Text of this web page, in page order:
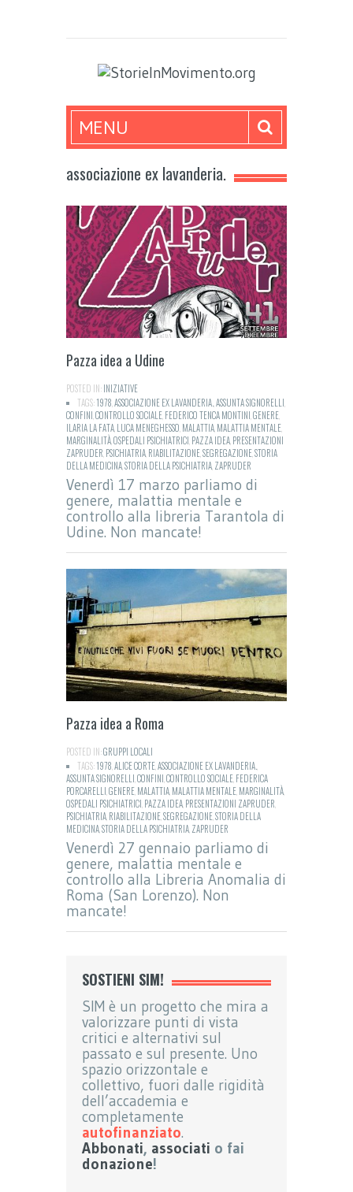
MENU
associazione ex lavanderia.
Pazza idea a Udine
POSTED IN:INIZIATIVE
TAGS:1978 ASSOCIAZIONE EX LAVANDERIA. ASSUNTA SIGNORELLI
CONFINI CONTROLLO SOCIALE FEDERICO TENCA MONTINI GENERE
ILARIA LA FATA LUCA MENEGHESSO MALATTIA MALATTIA MENTALE
MARGINALITÀOSPEDALI PSICHIATRICI PAZZA IDEA PRESENTAZIONI
ZAPRUDER PSICHIATRIA RIABILITAZIONESEGREGAZIONESTORIA
DELLA MEDICINASTORIA DELLA PSICHIATRIA ZAPRUDER
Venerdì 17 marzo parliamo di
genere, malattia mentale e
controllo alla libreria Tarantola di
Udine. Non mancate!
Pazza idea a Roma
POSTED IN:GRUPPI LOCALI
TAGS:1978 ALICE CORTEASSOCIAZIONE EX LAVANDERIA.
ASSUNTA SIGNORELLI CONFINI CONTROLLO SOCIALE FEDERICA
PORCARELLI GENERE MALATTIA MALATTIA MENTALE MARGINALITÀ
OSPEDALI PSICHIATRICI PAZZA IDEA PRESENTAZIONI ZAPRUDER
PSICHIATRIA RIABILITAZIONESEGREGAZIONESTORIA DELLA
MEDICINASTORIA DELLA PSICHIATRIA ZAPRUDER
Venerdì 27 gennaio parliamo di
genere, malattia mentale e
controllo alla Libreria Anomalia di
Roma (San Lorenzo). Non
mancate!
SOSTIENI SIM!
SIM è un progetto che mira a
valorizzare punti di vista
critici e alternativi sul
passato e sul presente. Uno
spazio orizzontale e
collettivo, fuori dalle rigidità
dell’accademia e
completamente
autofinanziato.
Abbonati, associati o fai
donazione!